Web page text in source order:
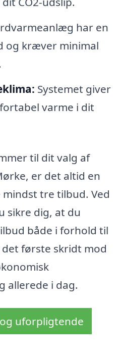
har en
og kræver minimal
Systemet giver
varme i dit
til dit valg af
er det altid en
tre tilbud. Ved
sikre dig, at du
både i forhold til
første skridt mod
allerede i dag.
uforpligtende